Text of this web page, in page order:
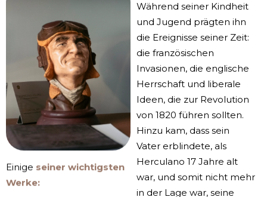
Einige seiner wichtigsten
Werke:
Während seiner Kindheit
und Jugend prägten ihn
die Ereignisse seiner Zeit:
die französischen
Invasionen, die englische
Herrschaft und liberale
Ideen, die zur Revolution
von 1820 führen sollten.
Hinzu kam, dass sein
Vater erblindete, als
Herculano 17 Jahre alt
war, und somit nicht mehr
in der Lage war, seine